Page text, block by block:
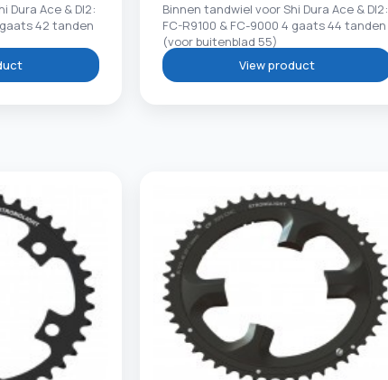
Dura Ace & DI2:
42 tanden
Binnen tandwiel voor Shi Dura Ace & DI2:
FC-R9100 & FC-9000 4 gaats 44 tanden
(voor buitenblad 55)
View product